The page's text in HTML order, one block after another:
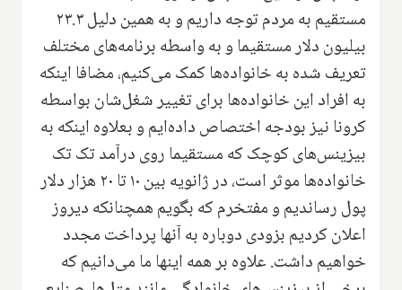
مستقیم به مردم توجه داریم و به همین دلیل ۲۳.۳
بیلیون دلار مستقیما و به واسطه برنامه‌های مختلف
تعریف شده به خانواده‌ها کمک می‌کنیم، مضافا اینکه
به افراد این خانواده‌ها برای تغییر شغل‌شان بواسطه
کرونا نیز بودجه اختصاص داده‌ایم و بعلاوه اینکه به
بیزینس‌های کوچک که مستقیما روی درآمد تک تک
خانواده‌ها موثر است، در ژانویه بین ۱۰ تا ۲۰ هزار دلار
پول رساندیم و مفتخرم که بگویم همچنانکه دیروز
اعلان کردیم بزودی دوباره به آنها پرداخت مجدد
خواهیم داشت. علاوه بر همه اینها ما می‌دانیم که